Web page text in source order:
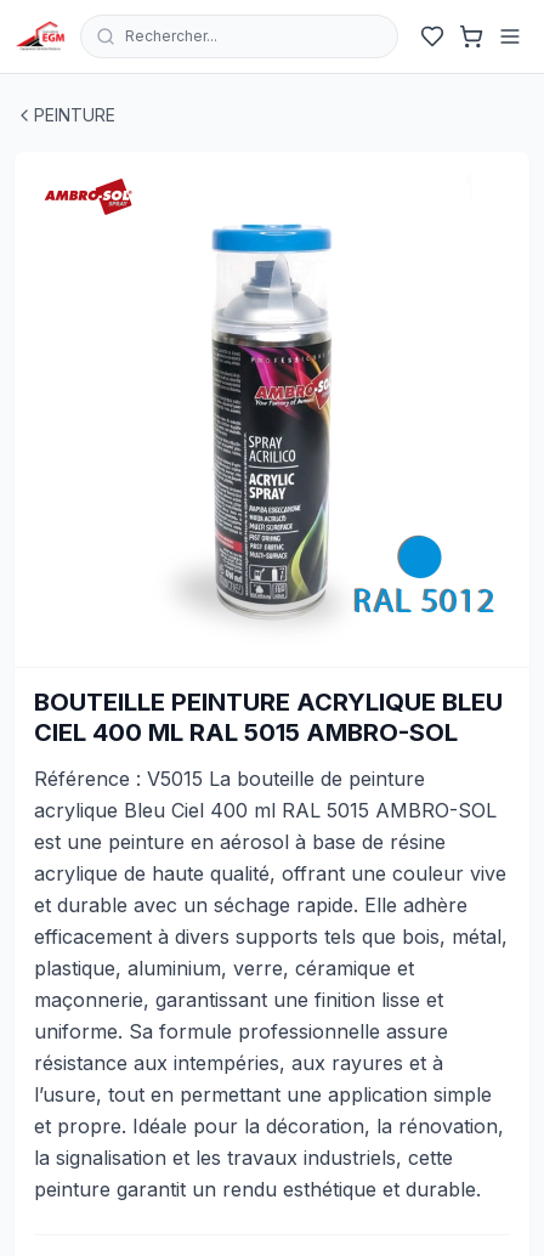
Rechercher...
PEINTURE
BOUTEILLE PEINTURE ACRYLIQUE BLEU
CIEL 400 ML RAL 5015 AMBRO-SOL
Référence : V5015 La bouteille de peinture
acrylique Bleu Ciel 400 ml RAL 5015 AMBRO-SOL
est une peinture en aérosol à base de résine
acrylique de haute qualité, offrant une couleur vive
et durable avec un séchage rapide. Elle adhère
efficacement à divers supports tels que bois, métal,
plastique, aluminium, verre, céramique et
maçonnerie, garantissant une finition lisse et
uniforme. Sa formule professionnelle assure
résistance aux intempéries, aux rayures et à
l’usure, tout en permettant une application simple
et propre. Idéale pour la décoration, la rénovation,
la signalisation et les travaux industriels, cette
peinture garantit un rendu esthétique et durable.